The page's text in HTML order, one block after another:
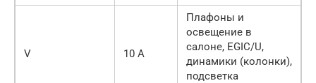
V 10 А
Плафоны и
освещение в
салоне, EGIC/U,
динамики (колонки),
подсветка